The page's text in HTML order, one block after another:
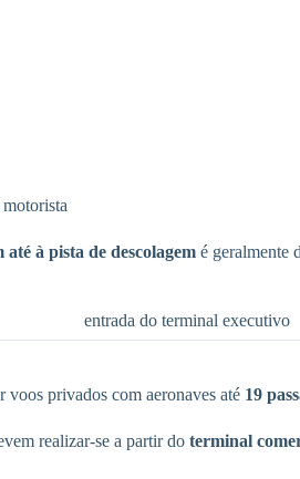
até à pista de descolagem é geralmente
entrada do terminal executivo
privados com aeronaves até 19
realizar-se a partir do terminal